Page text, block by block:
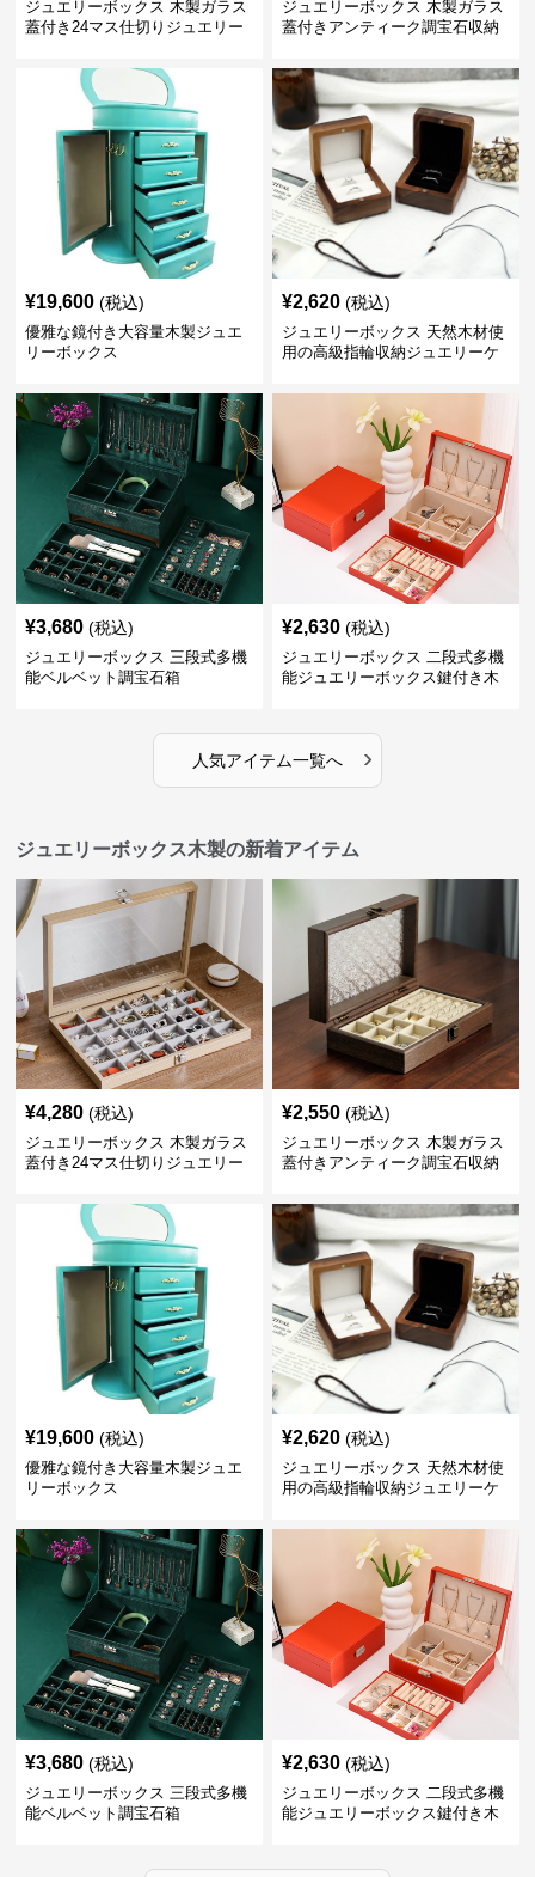
ジュエリーボックス 木製ガラス
蓋付き24マス仕切りジュエリー
ジュエリーボックス 木製ガラス
蓋付きアンティーク調宝石収納
¥19,600 (税込)
優雅な鏡付き大容量木製ジュエ
リーボックス
¥2,620 (税込)
ジュエリーボックス 天然木材使
用の高級指輪収納ジュエリーケ
¥3,680 (税込)
ジュエリーボックス 三段式多機
能ベルベット調宝石箱
¥2,630 (税込)
ジュエリーボックス 二段式多機
能ジュエリーボックス鍵付き木
人気アイテム一覧へ ›
ジュエリーボックス木製の新着アイテム
¥4,280 (税込)
ジュエリーボックス 木製ガラス
蓋付き24マス仕切りジュエリー
¥2,550 (税込)
ジュエリーボックス 木製ガラス
蓋付きアンティーク調宝石収納
¥19,600 (税込)
優雅な鏡付き大容量木製ジュエ
リーボックス
¥2,620 (税込)
ジュエリーボックス 天然木材使
用の高級指輪収納ジュエリーケ
¥3,680 (税込)
ジュエリーボックス 三段式多機
能ベルベット調宝石箱
¥2,630 (税込)
ジュエリーボックス 二段式多機
能ジュエリーボックス鍵付き木